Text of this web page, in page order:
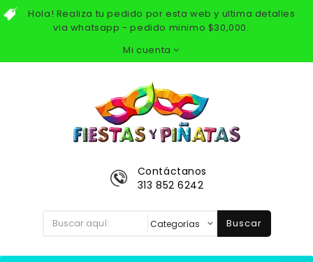
Hola! Realiza tu pedido por esta web y ultima detalles
via whatsapp - pedido minimo $30,000.
Mi cuenta
Contáctanos
313 852 6242
Buscar